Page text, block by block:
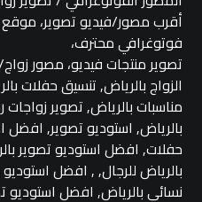
أقرب مصور/فيديو تصوير،
فوتوغرافي محترف،
تصوير منتجات فيديو، مصور
الزواج بالرياض, تنسيق حفلات
مناسبات بالرياض, تصوير
بالرياض, استوديو تصوير, افضل
حفلات, افضل استوديو تصوير
بالرياض للرجال, , افضل
نسائي بالرياض, افضل استوديو